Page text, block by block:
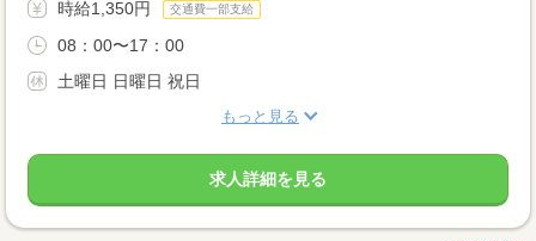
時給1,350円 交通費一部支給
08：00〜17：00
土曜日 日曜日 祝日
もっと見る
求人詳細を見る